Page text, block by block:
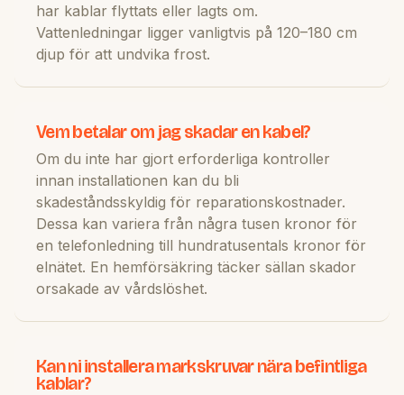
har kablar flyttats eller lagts om.
Vattenledningar ligger vanligtvis på 120–180 cm
djup för att undvika frost.
Vem betalar om jag skadar en kabel?
Om du inte har gjort erforderliga kontroller
innan installationen kan du bli
skadeståndsskyldig för reparationskostnader.
Dessa kan variera från några tusen kronor för
en telefonledning till hundratusentals kronor för
elnätet. En hemförsäkring täcker sällan skador
orsakade av vårdslöshet.
Kan ni installera markskruvar nära befintliga
kablar?